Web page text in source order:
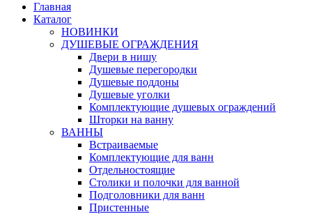
Главная
Каталог
НОВИНКИ
ДУШЕВЫЕ ОГРАЖДЕНИЯ
Двери в нишу
Душевые перегородки
Душевые поддоны
Душевые уголки
Комплектующие душевых ограждений
Шторки на ванну
ВАННЫ
Встраиваемые
Комплектующие для ванн
Отдельностоящие
Столики и полочки для ванной
Подголовники для ванн
Пристенные